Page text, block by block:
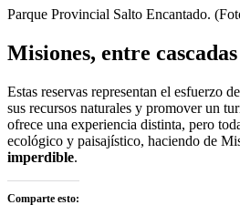
Parque Provincial Salto Encantado.
Misiones, entre
Estas reservas representan el esfuerzo
sus recursos naturales y promover un
ofrece una experiencia distinta, pero
ecológico y paisajístico, haciendo de
imperdible.
Comparte esto: